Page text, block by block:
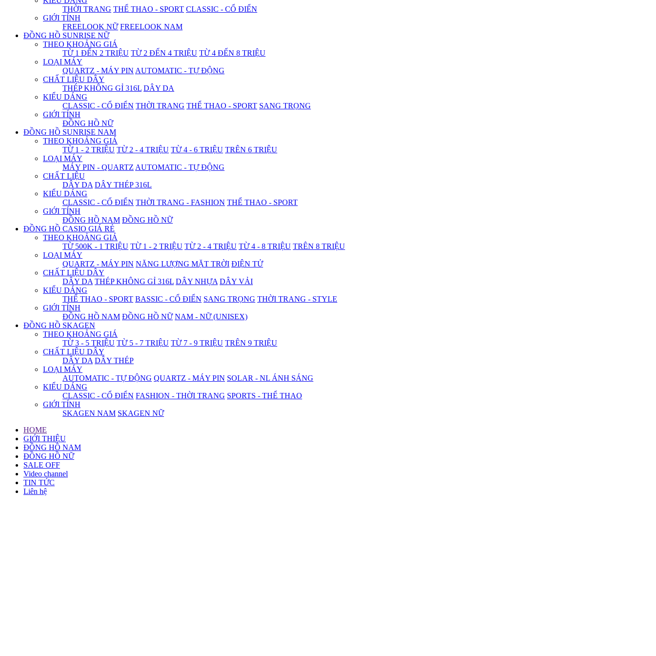
THỜI TRANG THỂ THAO - SPORT CLASSIC - CỔ ĐIỂN
GIỚI TÍNH
FREELOOK NỮ FREELOOK NAM
ĐỒNG HỒ SUNRISE NỮ
THEO KHOẢNG GIÁ
TỪ 1 ĐẾN 2 TRIỆU TỪ 2 ĐẾN 4 TRIỆU TỪ 4 ĐẾN 8 TRIỆU
LOẠI MÁY
QUARTZ - MÁY PIN AUTOMATIC - TỰ ĐỘNG
CHẤT LIỆU DÂY
THÉP KHÔNG GỈ 316L DÂY DA
KIỂU DÁNG
CLASSIC - CỔ ĐIỂN THỜI TRANG THỂ THAO - SPORT SANG TRỌNG
GIỚI TÍNH
ĐỒNG HỒ NỮ
ĐỒNG HỒ SUNRISE NAM
THEO KHOẢNG GIÁ
TỪ 1 - 2 TRIỆU TỪ 2 - 4 TRIỆU TỪ 4 - 6 TRIỆU TRÊN 6 TRIỆU
LOẠI MÁY
MÁY PIN - QUARTZ AUTOMATIC - TỰ ĐỘNG
CHẤT LIỆU
DÂY DA DÂY THÉP 316L
KIỂU DÁNG
CLASSIC - CỔ ĐIỂN THỜI TRANG - FASHION THỂ THAO - SPORT
GIỚI TÍNH
ĐỒNG HỒ NAM ĐỒNG HỒ NỮ
ĐỒNG HỒ CASIO GIÁ RẺ
THEO KHOẢNG GIÁ
TỪ 500K - 1 TRIỆU TỪ 1 - 2 TRIỆU TỪ 2 - 4 TRIỆU TỪ 4 - 8 TRIỆU TRÊN 8 TRIỆU
LOẠI MÁY
QUARTZ - MÁY PIN NĂNG LƯỢNG MẶT TRỜI ĐIỆN TỬ
CHẤT LIỆU DÂY
DÂY DA THÉP KHÔNG GỈ 316L DÂY NHỰA DÂY VẢI
KIỂU DÁNG
THỂ THAO - SPORT BASSIC - CỔ ĐIỂN SANG TRỌNG THỜI TRANG - STYLE
GIỚI TÍNH
ĐỒNG HỒ NAM ĐỒNG HỒ NỮ NAM - NỮ (UNISEX)
ĐỒNG HỒ SKAGEN
THEO KHOẢNG GIÁ
TỪ 3 - 5 TRIỆU TỪ 5 - 7 TRIỆU TỪ 7 - 9 TRIỆU TRÊN 9 TRIỆU
CHẤT LIỆU DÂY
DÂY DA DÂY THÉP
LOẠI MÁY
AUTOMATIC - TỰ ĐỘNG QUARTZ - MÁY PIN SOLAR - NL ÁNH SÁNG
KIỂU DÁNG
CLASSIC - CỔ ĐIỂN FASHION - THỜI TRANG SPORTS - THỂ THAO
GIỚI TÍNH
SKAGEN NAM SKAGEN NỮ
HOME
GIỚI THIỆU
ĐỒNG HỒ NAM
ĐỒNG HỒ NỮ
SALE OFF
Video channel
TIN TỨC
Liên hệ